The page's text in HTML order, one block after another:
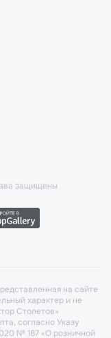
защищены
на сайте
характер и не
Столетов»
согласно Указу
№ 187 «О розничной